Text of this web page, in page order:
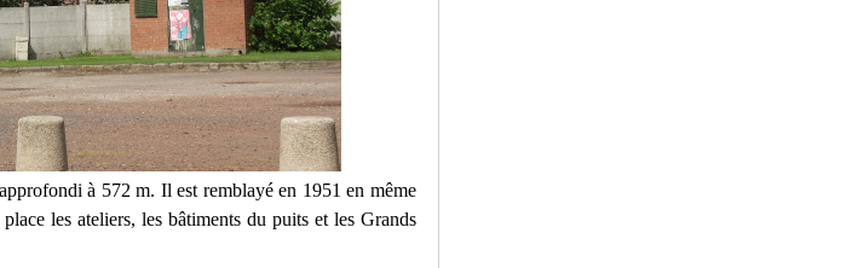
à 572 m. Il est remblayé en 1951 en même
les ateliers, les bâtiments du puits et les Grands